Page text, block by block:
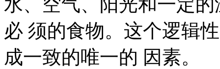
必 须的食物。这个逻辑
成一致的唯一的 因素。